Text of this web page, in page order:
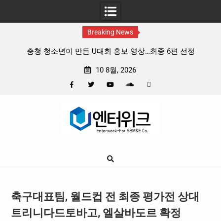
Breaking News
충청 청소년이 만든 U대회 홍보 영상…최종 6편 선정
10 8월, 2026
Google
축구대표팀, 월드컵 전 최종 평가전 상대
트리니다드토바고, 엘살바도르 확정